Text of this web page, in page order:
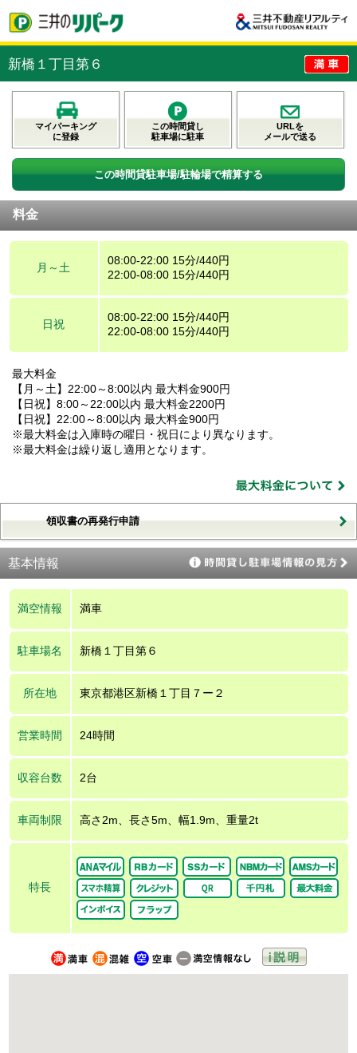
新橋１丁目第６
マイパーキング
に登録
この時間貸し
駐車場に駐車
URLを
メールで送る
この時間貸駐車場/駐輪場で精算する
料金
月～土
08:00-22:00 15分/440円
22:00-08:00 15分/440円
日祝
08:00-22:00 15分/440円
22:00-08:00 15分/440円
最大料金
【月～土】22:00～8:00以内 最大料金900円
【日祝】8:00～22:00以内 最大料金2200円
【日祝】22:00～8:00以内 最大料金900円
※最大料金は入庫時の曜日・祝日により異なります。
※最大料金は繰り返し適用となります。
領収書の再発行申請
基本情報
満空情報 満車
駐車場名 新橋１丁目第６
所在地 東京都港区新橋１丁目７ー２
営業時間 24時間
収容台数 2台
車両制限 高さ2m、長さ5m、幅1.9m、重量2t
特長